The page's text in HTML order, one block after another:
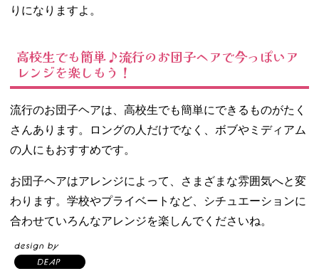
りになりますよ。
高校生でも簡単♪流行のお団子ヘアで今っぽいア
レンジを楽しもう！
流行のお団子ヘアは、高校生でも簡単にできるものがたく
さんあります。ロングの人だけでなく、ボブやミディアム
の人にもおすすめです。
お団子ヘアはアレンジによって、さまざまな雰囲気へと変
わります。学校やプライベートなど、シチュエーションに
合わせていろんなアレンジを楽しんでくださいね。